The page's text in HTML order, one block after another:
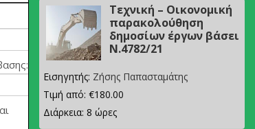
Τεχνική – Οικονομική
παρακολούθηση
δημοσίων έργων βάσει
Ν.4782/21
Εισηγητής: Ζήσης Παπασταμάτης
Τιμή από: €180.00
Διάρκεια: 8 ώρες